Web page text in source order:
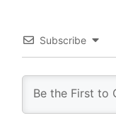
Subscribe